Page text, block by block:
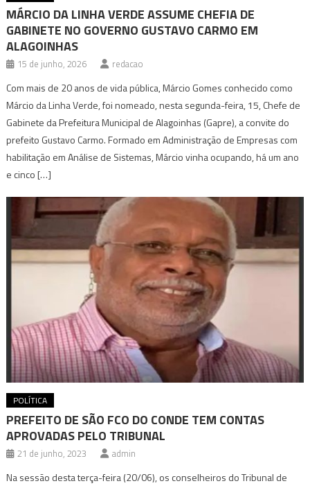
MÁRCIO DA LINHA VERDE ASSUME CHEFIA DE
GABINETE NO GOVERNO GUSTAVO CARMO EM
ALAGOINHAS
15 de junho, 2026 redacao
Com mais de 20 anos de vida pública, Márcio Gomes conhecido como
Márcio da Linha Verde, foi nomeado, nesta segunda-feira, 15, Chefe de
Gabinete da Prefeitura Municipal de Alagoinhas (Gapre), a convite do
prefeito Gustavo Carmo. Formado em Administração de Empresas com
habilitação em Análise de Sistemas, Márcio vinha ocupando, há um ano
e cinco […]
POLÍTICA
PREFEITO DE SÃO FCO DO CONDE TEM CONTAS
APROVADAS PELO TRIBUNAL
21 de junho, 2023 admin
Na sessão desta terça-feira (20/06), os conselheiros do Tribunal de